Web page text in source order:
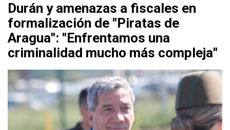
Durán y amenazas a fiscales en
formalización de "Piratas de
Aragua": "Enfrentamos una
criminalidad mucho más compleja"